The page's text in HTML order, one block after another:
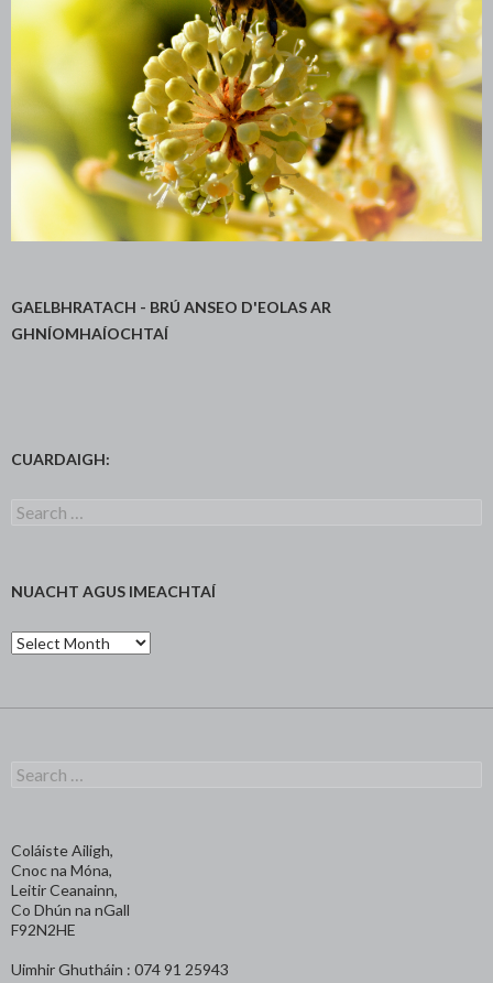
GAELBHRATACH - BRÚ ANSEO D'EOLAS AR
GHNÍOMHAÍOCHTAÍ
CUARDAIGH:
Search
NUACHT AGUS IMEACHTAÍ
Nuacht
agus
Search
Coláiste Ailigh,
Cnoc na Móna,
Leitir Ceanainn,
Co Dhún na nGall
F92N2HE
Uimhir Ghutháin : 074 91 25943